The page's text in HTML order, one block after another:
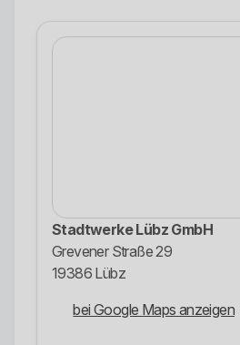
Stadtwerke Lübz GmbH
Grevener Straße 29
19386 Lübz
bei Google Maps anzeigen